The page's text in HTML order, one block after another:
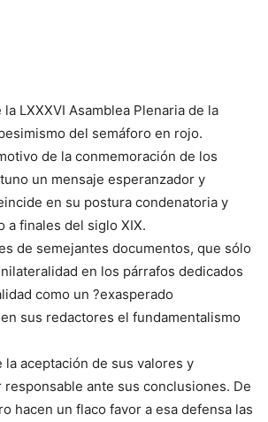
LXXXVI Asamblea Plenaria de la
del semáforo en rojo.
de la conmemoración de los
un mensaje esperanzador y
en su postura condenatoria y
a finales del siglo XIX.
de semejantes documentos, que sólo
en los párrafos dedicados
como un ?exasperado
sus redactores el fundamentalismo
aceptación de sus valores y
ante sus conclusiones. De
hacen un flaco favor a esa defensa las